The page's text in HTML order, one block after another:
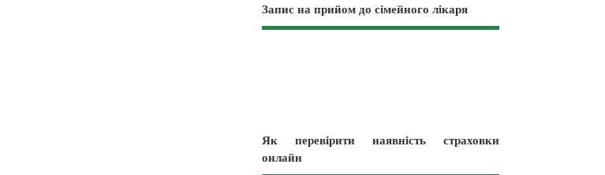
Запис на прийом до сімейного лікаря
Як перевірити наявність страховки
онлайн